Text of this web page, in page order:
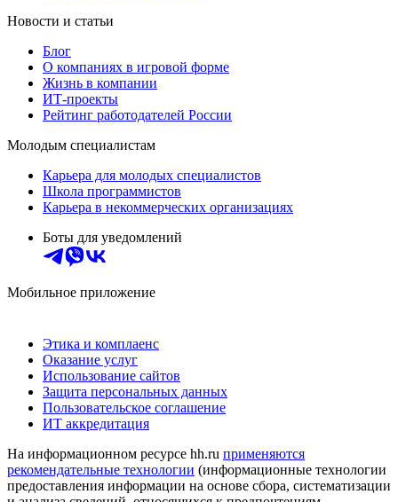
Новости и статьи
Блог
О компаниях в игровой форме
Жизнь в компании
ИТ-проекты
Рейтинг работодателей России
Молодым специалистам
Карьера для молодых специалистов
Школа программистов
Карьера в некоммерческих организациях
Боты для уведомлений
Мобильное приложение
Этика и комплаенс
Оказание услуг
Использование сайтов
Защита персональных данных
Пользовательское соглашение
ИТ аккредитация
На информационном ресурсе hh.ru применяются
рекомендательные технологии (информационные технологии
предоставления информации на основе сбора, систематизации